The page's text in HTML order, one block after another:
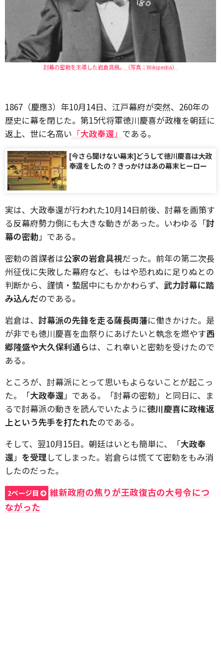
討幕の密勅を主導した岩倉具視。（写真：Wikipedia）
1867（慶應3）年10月14日、江戸幕府が突然、260年の
歴史に幕を閉じた。第15代将軍徳川慶喜が政権を朝廷に
返上、世に名高い 「大政奉還」 である。
[今さら聞けない幕末]どうして徳川慶喜は大政
奉還をしたの？きっかけはあの幕末ヒーロー
実は、大政奉還が行われた10月14日前後、討幕を画策す
る反幕府勢力側にも大きな動きがあった。いわゆる「討
幕の密勅」である。
密勅の首謀者は公家の岩倉具視だった。前年の第二次長
州征伐に失敗した幕府など、もはや恐れぬに足りぬとの
判断から、謹慎・蟄居中にもかかわらず、 武力討幕に踏
み込んだのである。
岩倉は、 討幕派の先鋒を走る薩長両藩に働きかけた。是
が非でも徳川慶喜を血祭りにあげたいと執念を燃やす西
郷隆盛や大久保利通らは、これ幸いと密勅を受けたので
ある。
ところが、討幕派にとって思いもよらないことが起こっ
た。「大政奉還」である。「討幕の密勅」と同日に、ま
るで討幕派の動きを読んでいたように徳川慶喜に政権返
上という先手を打たれたのである。
そして、翌10月15日。朝廷はいとも簡単に、「大政奉
還」 を受理 してしまった。岩倉らは慌てて密勅をもみ消
したのだった。
2ページ目
維新政府の焦りが王政復古の大号令につ
ながった